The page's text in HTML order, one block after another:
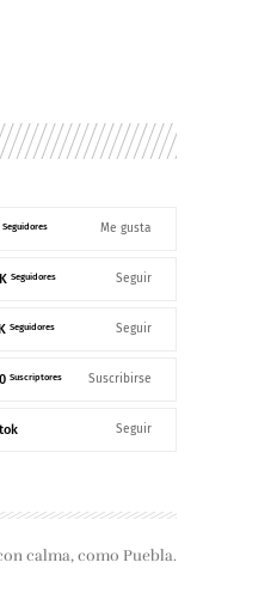
Seguidores Me gusta
Seguidores Seguir
Seguidores Seguir
Suscriptores Suscribirse
Seguir
calma, como Puebla.